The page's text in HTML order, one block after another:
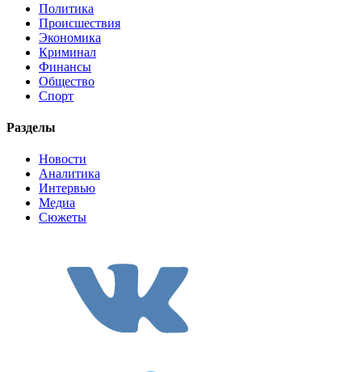
Политика
Происшествия
Экономика
Криминал
Финансы
Общество
Спорт
Разделы
Новости
Аналитика
Интервью
Медиа
Сюжеты